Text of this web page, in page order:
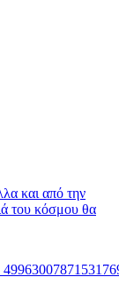
και από την
του κόσμου θα